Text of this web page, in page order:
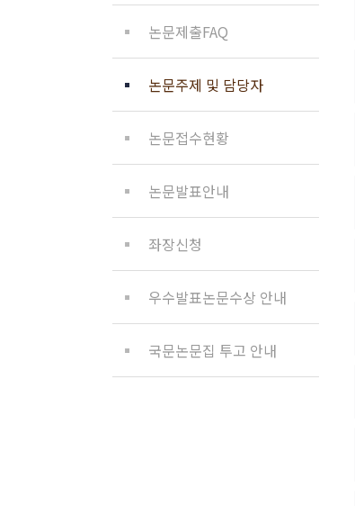
논문제출FAQ
논문주제 및 담당자
논문접수현황
논문발표안내
좌장신청
우수발표논문수상 안내
국문논문집 투고 안내